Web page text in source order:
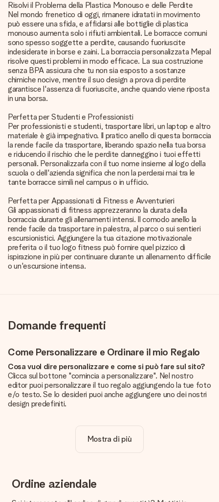
Risolvi il Problema della Plastica Monouso e delle Perdite
Nel mondo frenetico di oggi, rimanere idratati in movimento
può essere una sfida, e affidarsi alle bottiglie di plastica
monouso aumenta solo i rifiuti ambientali. Le borracce comuni
sono spesso soggette a perdite, causando fuoriuscite
indesiderate in borse e zaini. La borraccia personalizzata Mepal
risolve questi problemi in modo efficace. La sua costruzione
senza BPA assicura che tu non sia esposto a sostanze
chimiche nocive, mentre il suo design a prova di perdite
garantisce l'assenza di fuoriuscite, anche quando viene riposta
in una borsa.
Perfetta per Studenti e Professionisti
Per professionisti e studenti, trasportare libri, un laptop e altro
materiale è già impegnativo. Il pratico anello di questa borraccia
la rende facile da trasportare, liberando spazio nella tua borsa
e riducendo il rischio che le perdite danneggino i tuoi effetti
personali. Personalizzarla con il tuo nome insieme al logo della
scuola o dell'azienda significa che non la perderai mai tra le
tante borracce simili nel campus o in ufficio.
Perfetta per Appassionati di Fitness e Avventurieri
Gli appassionati di fitness apprezzeranno la durata della
borraccia durante gli allenamenti intensi. Il comodo anello la
rende facile da trasportare in palestra, al parco o sui sentieri
escursionistici. Aggiungere la tua citazione motivazionale
preferita o il tuo logo fitness può fornire quel pizzico di
ispirazione in più per continuare durante un allenamento difficile
o un'escursione intensa.
Domande frequenti
Come Personalizzare e Ordinare il mio Regalo
Cosa vuol dire personalizzare e come si può fare sul sito?
Clicca sul bottone "comincia a personalizzare". Nel nostro
editor puoi personalizzare il tuo regalo aggiungendo la tue foto
e/o testo. Se lo desideri puoi anche aggiungere uno dei nostri
design predefiniti.
Certo! Il prezzo mostrato include sempre la personalizzazione
Vogliamo assicurarci che tu sia completamente soddisfatto
del tuo regalo. Per questo è importante utilizzare foto di alta
Mostra di più
Ordine aziendale